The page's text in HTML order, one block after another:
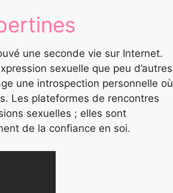
une seconde vie sur Internet.
sexuelle que peu d’autres
une introspection personnelle où
Les plateformes de rencontres
sexuelles ; elles sont
de la confiance en soi.